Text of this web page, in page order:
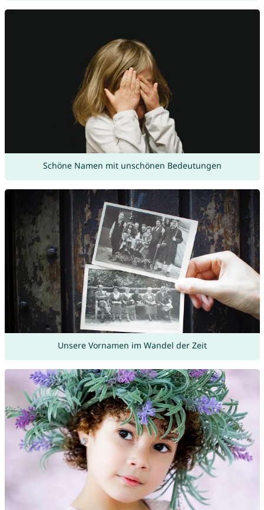
Schöne Namen mit unschönen Bedeutungen
Unsere Vornamen im Wandel der Zeit